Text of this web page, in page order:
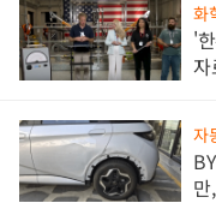
화
'
자
자
만